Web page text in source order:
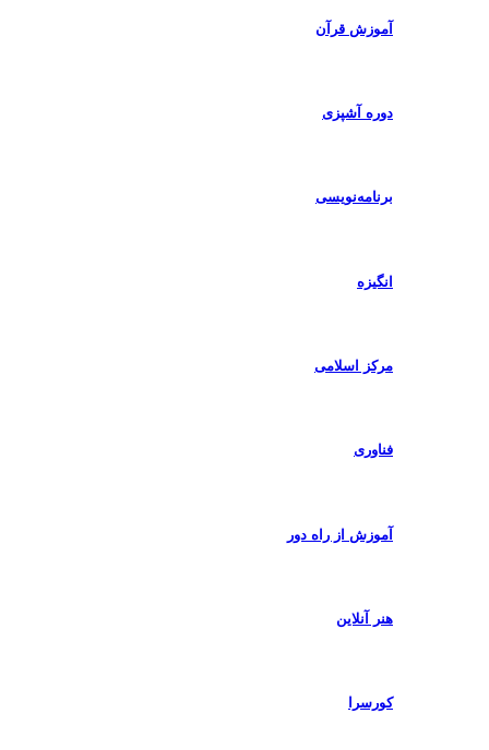
آموزش قرآن
دوره آشپزی
برنامه‌نویسی
مرکز اسلامی
فناوری
آموزش از راه دور
هنر آنلاین
کورسرا